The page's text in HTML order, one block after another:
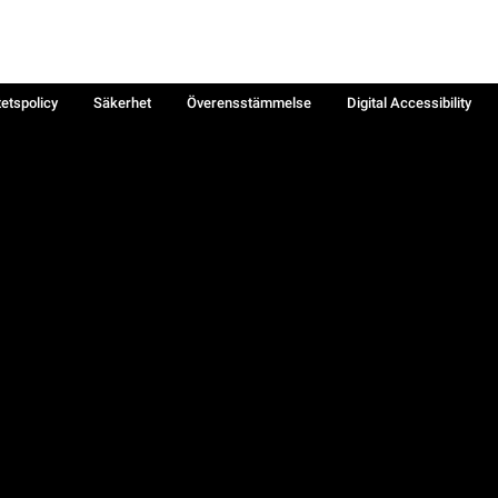
Säkerhet Överensstämmelse
Digital Accessibility